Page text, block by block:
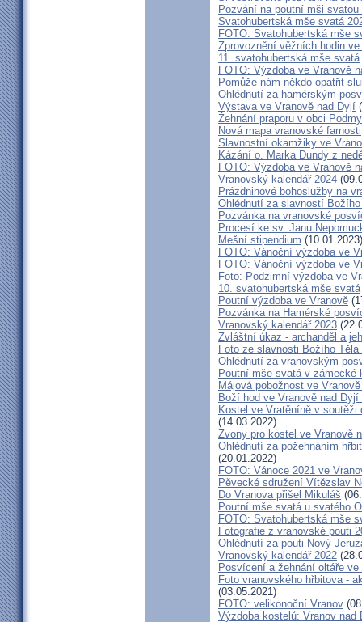
Pozvání na poutní mši svatou
Svatohubertská mše svatá
FOTO: Svatohubertská mše
Zprovoznění věžních hodin ve
11. svatohubertská mše svatá
FOTO: Výzdoba ve Vranově
Pomůže nám někdo opatřit
Ohlédnutí za hamérským
Výstava ve Vranově nad Dyjí
Žehnání praporu v obci
Nová mapa vranovské farnosti
Slavnostní okamžiky ve
Kázání o. Marka Dundy z
FOTO: Výzdoba ve Vranově
Vranovský kalendář 2024
Prázdninové bohoslužby na
Ohlédnutí za slavností
Pozvánka na vranovské
Procesí ke sv. Janu
Mešní stipendium (10.01.2023)
FOTO: Vánoční výzdoba ve
FOTO: Vánoční výzdoba ve
Foto: Podzimní výzdoba ve
10. svatohubertská mše svatá
Poutní výzdoba ve Vranově
Pozvánka na Hamérské
Vranovský kalendář 2023
Zvláštní úkaz - archanděl a
Foto ze slavnosti Božího Těla
Ohlédnutí za vranovským
Poutní mše svatá v zámecké
Májová pobožnost ve
Boží hod ve Vranově nad Dyjí
Kostel ve Vratěníně v soutěži
(14.03.2022)
Zvony pro kostel ve Vranově
Ohlédnutí za požehnáním
(20.01.2022)
FOTO: Vánoce 2021 ve
Pěvecké sdružení Vítězslav
Do Vranova přišel Mikuláš
Poutní mše svatá u svatého
FOTO: Svatohubertská mše
Fotografie z vranovské pouti
Ohlédnutí za pouti Nový
Vranovský kalendář 2022
Posvícení a žehnání oltáře
Foto vranovského hřbitova -
(03.05.2021)
FOTO: velikonoční Vranov
Výzdoba kostelů: Vranov nad